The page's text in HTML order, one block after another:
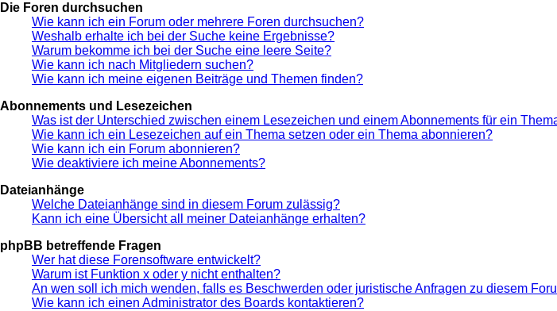
Die Foren durchsuchen
Wie kann ich ein Forum oder mehrere Foren durchsuchen?
Weshalb erhalte ich bei der Suche keine Ergebnisse?
Warum bekomme ich bei der Suche eine leere Seite?
Wie kann ich nach Mitgliedern suchen?
Wie kann ich meine eigenen Beiträge und Themen finden?
Abonnements und Lesezeichen
Was ist der Unterschied zwischen einem Lesezeichen und einem Abonnements für ein
Wie kann ich ein Lesezeichen auf ein Thema setzen oder ein Thema abonnieren?
Wie kann ich ein Forum abonnieren?
Wie deaktiviere ich meine Abonnements?
Dateianhänge
Welche Dateianhänge sind in diesem Forum zulässig?
Kann ich eine Übersicht all meiner Dateianhänge erhalten?
phpBB betreffende Fragen
Wer hat diese Forensoftware entwickelt?
Warum ist Funktion x oder y nicht enthalten?
An wen soll ich mich wenden, falls es Beschwerden oder juristische Anfragen zu diesem
Wie kann ich einen Administrator des Boards kontaktieren?